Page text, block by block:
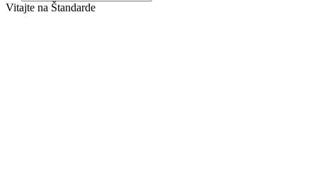
Vitajte na Štandarde